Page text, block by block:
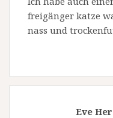
freigänger katze
nass und
Eve